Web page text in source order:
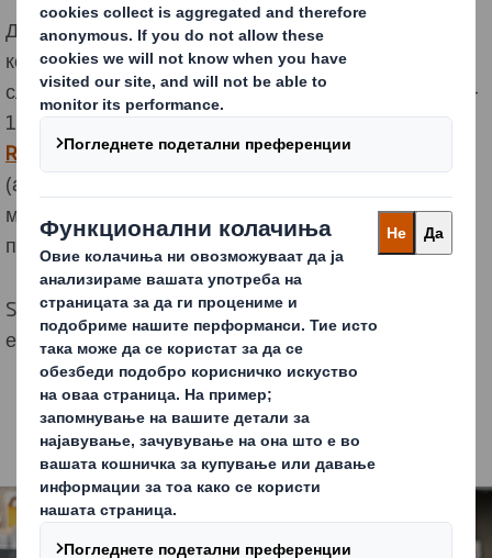
Доколку купувачот не може да го најде производот
кој обично го купува, дури 37% од купувачите во тој
случај ке земат следна достапна алтернатива ( во 5-
10% од случаевите). Воведувањето наSRP-a (Shelf
Ready Packaging), кој е исто така познат како RRP
(амбалажа спремна за малопродажба) – во голема
мера ке ја зголеми видливоста на производите на
полица.
SRP го подобрува синџирот на снабдување и
ефикасноста при самото купување.